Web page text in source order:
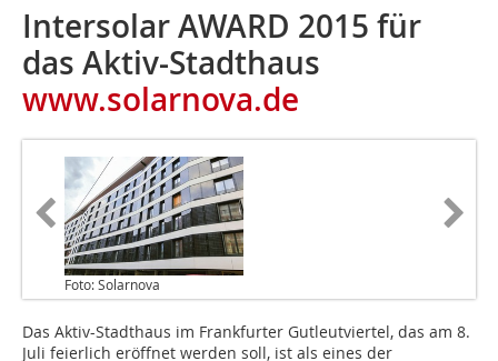
Intersolar AWARD 2015 für
das Aktiv-Stadthaus
www.solarnova.de
Foto: Solarnova
Das Aktiv-Stadthaus im Frankfurter Gutleutviertel, das am 8.
Juli feierlich eröffnet werden soll, ist als eines der